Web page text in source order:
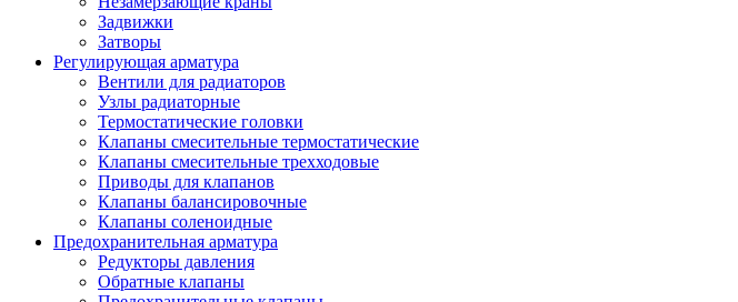
Задвижки
Затворы
Регулирующая арматура
Вентили для радиаторов
Узлы радиаторные
Термостатические головки
Клапаны смесительные термостатические
Клапаны смесительные трехходовые
Приводы для клапанов
Клапаны балансировочные
Клапаны соленоидные
Предохранительная арматура
Редукторы давления
Обратные клапаны